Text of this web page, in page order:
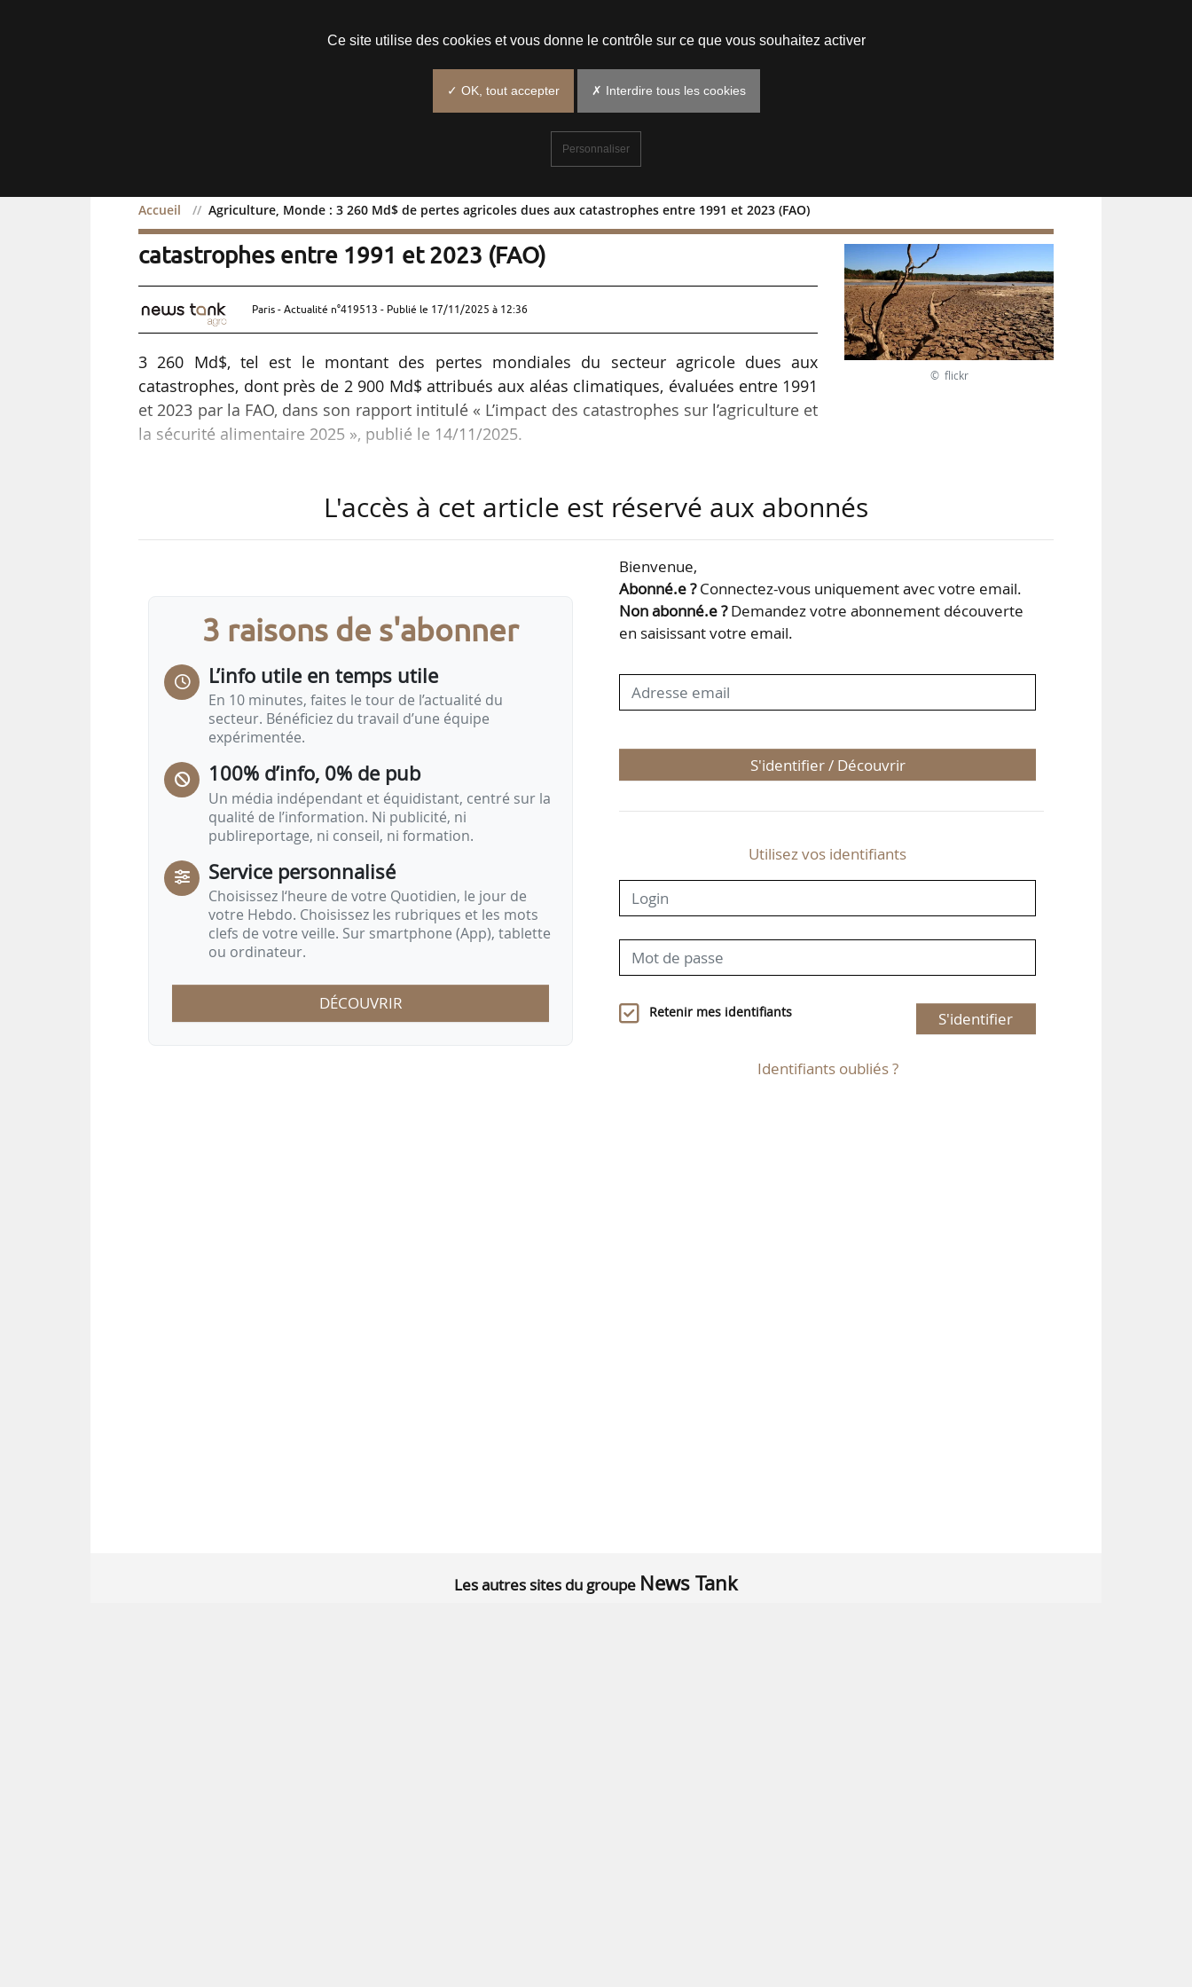
Accueil Agriculture, Monde : 3 260 Md$ de pertes agricoles dues aux catastrophes entre 1991 et 2023 (FAO)
Agriculture, Monde : 3 260 Md$ de pertes agricoles dues aux
catastrophes entre 1991 et 2023 (FAO)
Paris - Actualité n°419513 - Publié le 17/11/2025 à 12:36
3 260 Md$, tel est le montant des pertes mondiales du secteur agricole dues aux
catastrophes, dont près de 2 900 Md$ attribués aux aléas climatiques, évaluées entre 1991
et 2023 par la FAO, dans son rapport intitulé « L’impact des catastrophes sur l’agriculture et
la sécurité alimentaire 2025 », publié le 14/11/2025.
début des années 2010 (100 Md$ en 2011, plus de 200 Md$ en 2022). En 2023, dernière
Le secteur le plus touché par les pertes de production sur cette période est celui des
céréales, avec 4,6 Md de tonnes de pertes totales cumulées, devant les fruits, noix et
légumes avec 2,8 Md de tonnes, et la viande…
© flickr
L'accès à cet article est réservé aux abonnés
3 raisons de s'abonner
L’info utile en temps utile
En 10 minutes, faites le tour de l’actualité du
secteur. Bénéficiez du travail d’une équipe
expérimentée.
100% d’info, 0% de pub
Un média indépendant et équidistant, centré sur la
qualité de l’information. Ni publicité, ni
publireportage, ni conseil, ni formation.
Service personnalisé
Choisissez l‘heure de votre Quotidien, le jour de
votre Hebdo. Choisissez les rubriques et les mots
clefs de votre veille. Sur smartphone (App), tablette
ou ordinateur.
DÉCOUVRIR
Bienvenue,
Abonné.e ?Connectez-vous uniquement avec votre email.
Non abonné.e ?Demandez votre abonnement découverte
en saisissant votre email.
S'identifier / Découvrir
Utilisez vos identifiants
Retenir mes identifiants S'identifier
Identifiants oubliés ?
Les autres sites du groupe News Tank
Ce site utilise des cookies et vous donne le contrôle sur ce que vous souhaitez activer
✓ OK, tout accepter ✗ Interdire tous les cookies
Personnaliser